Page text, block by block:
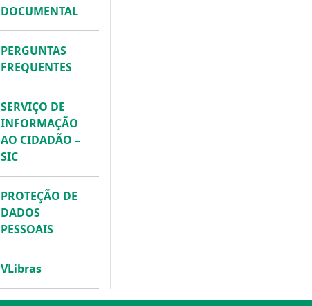
DOCUMENTAL
PERGUNTAS
FREQUENTES
SERVIÇO DE
INFORMAÇÃO
AO CIDADÃO –
SIC
PROTEÇÃO DE
DADOS
PESSOAIS
VLibras